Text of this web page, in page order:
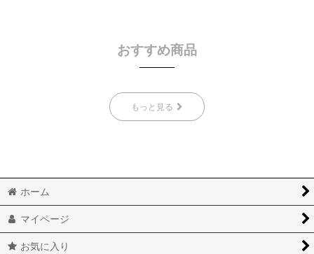
おすすめ商品
もっと見る
ホーム
マイページ
お気に入り